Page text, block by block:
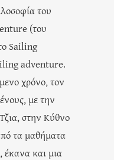
του
(του
Sailing
adventure.
χρόνο, τον
με την
στην Κύθνο
τα μαθήματα
και μια